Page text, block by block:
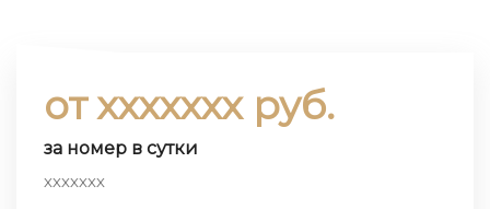
от ххххххх руб.
за номер в сутки
ххххххх